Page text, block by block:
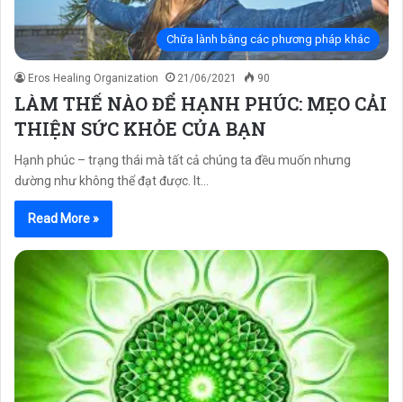
Chữa lành bằng các phương pháp khác
Eros Healing Organization 21/06/2021 90
LÀM THẾ NÀO ĐỂ HẠNH PHÚC: MẸO CẢI
THIỆN SỨC KHỎE CỦA BẠN
Hạnh phúc – trạng thái mà tất cả chúng ta đều muốn nhưng
dường như không thể đạt được. It…
Read More »